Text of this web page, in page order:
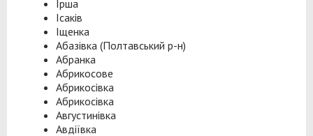
Ірша
Ісаків
Іщенка
Абазівка (Полтавський р-н)
Абранка
Абрикосове
Абрикосівка
Абрикосівка
Августинівка
Авдіївка